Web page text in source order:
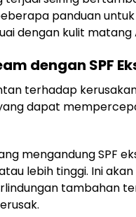
panduan untuk
dengan kulit matang
dengan SPF
terhadap
dapat
mengandung SPF
lebih tinggi. Ini akan
tambahan